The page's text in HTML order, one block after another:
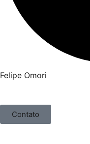
Felipe Omori
Contato